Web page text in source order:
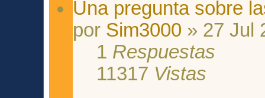
Una pregunta sobre
por Sim3000 » 27 Jul
1 Respuestas
11317 Vistas